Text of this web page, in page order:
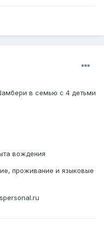
в семью с 4 детьми
вождения
проживание и языковые